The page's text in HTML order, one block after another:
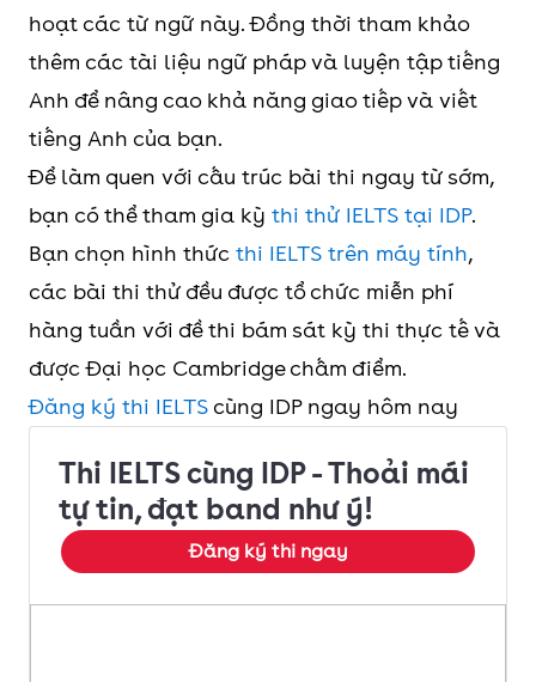
hoạt các từ ngữ này. Đồng thời tham khảo
thêm các tài liệu ngữ pháp và luyện tập tiếng
Anh để nâng cao khả năng giao tiếp và viết
tiếng Anh của bạn.
Để làm quen với cấu trúc bài thi ngay từ sớm,
bạn có thể tham gia kỳ thi thử IELTS tại IDP.
Bạn chọn hình thức thi IELTS trên máy tính,
các bài thi thử đều được tổ chức miễn phí
hàng tuần với đề thi bám sát kỳ thi thực tế và
được Đại học Cambridge chấm điểm.
Đăng ký thi IELTS cùng IDP ngay hôm nay
Thi IELTS cùng IDP - Thoải mái
tự tin, đạt band như ý!
Đăng ký thi ngay